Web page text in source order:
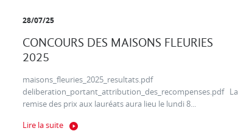
28/07/25
CONCOURS DES MAISONS FLEURIES
2025
maisons_fleuries_2025_resultats.pdf
deliberation_portant_attribution_des_recompenses.pdf La
remise des prix aux lauréats aura lieu le lundi 8...
Lire la suite